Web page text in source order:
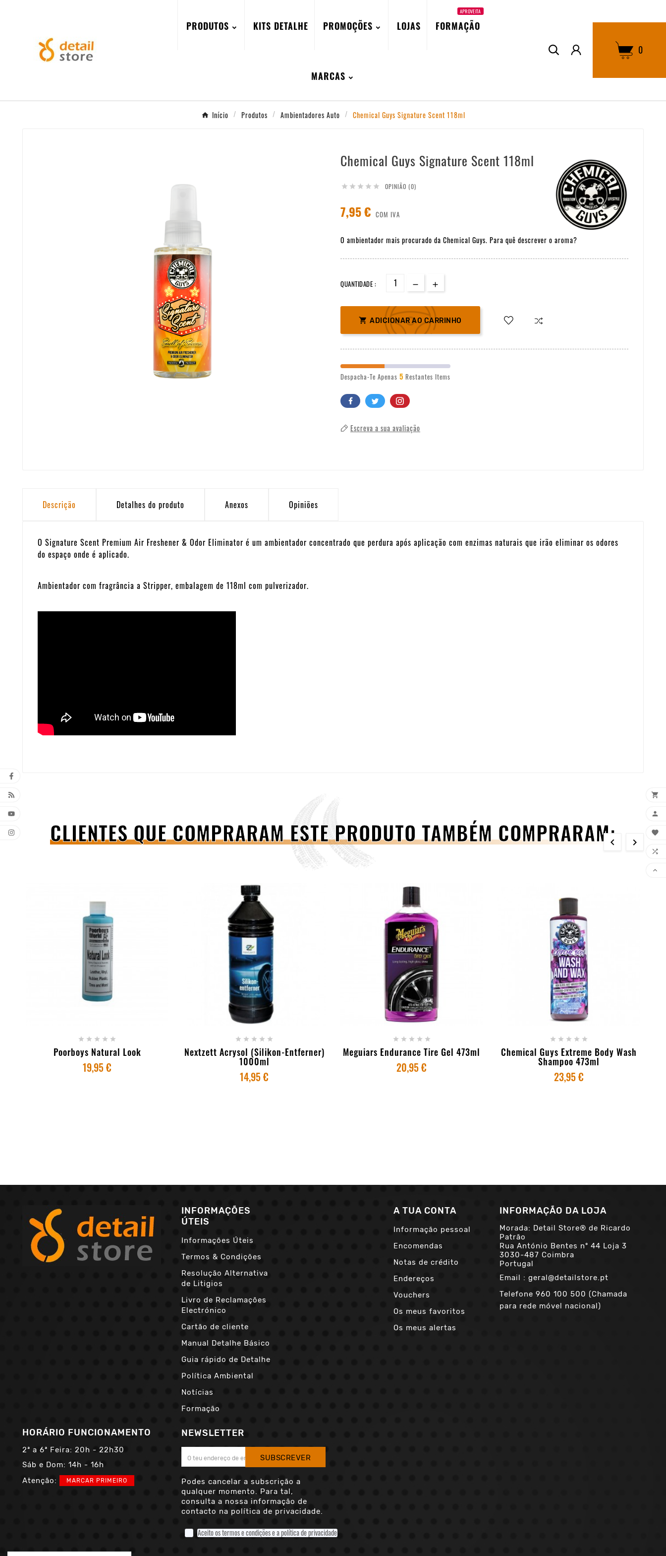
PRODUTOS KITS DETALHE PROMOÇÕES LOJAS FORMAÇÃO
APROVEITA
MARCAS
0
Início Produtos Ambientadores Auto Chemical Guys Signature Scent 118ml
Chemical Guys Signature Scent 118ml
     OPINIÃO (0)
7,95 € COM IVA
O ambientador mais procurado da Chemical Guys. Para quê descrever o aroma?
QUANTIDADE :
 ADICIONAR AO CARRINHO
Despacha-Te Apenas 5 Restantes Items
Escreva a sua avaliação
Descrição Detalhes do produto Anexos Opiniões
O Signature Scent Premium Air Freshener & Odor Eliminator é um ambientador concentrado que perdura após aplicação com enzimas naturais que irão eliminar os odores
do espaço onde é aplicado.
Ambientador com fragrância a Stripper, embalagem de 118ml com pulverizador.
CLIENTES QUE COMPRARAM ESTE PRODUTO TAMBÉM COMPRARAM:
 
+ ADICIONAR AO CARRINHO
    
Poorboys Natural Look
19,95 €
+ ADICIONAR AO CARRINHO
    
Nextzett Acrysol (silikon-Entferner)
1000ml
14,95 €
+ ADICIONAR AO CARRINHO
    
Meguiars Endurance Tire Gel 473ml
20,95 €
+ ADICIONAR AO CARRINHO
    
Chemical Guys Extreme Body Wash
Shampoo 473ml
23,95 €
INFORMAÇÕES
ÚTEIS
Informações Úteis
Termos & Condições
Resolução Alternativa
de Litigios
Livro de Reclamações
Electrónico
Cartão de cliente
Manual Detalhe Básico
Guia rápido de Detalhe
Política Ambiental
Notícias
Formação
A TUA CONTA
Informação pessoal
Encomendas
Notas de crédito
Endereços
Vouchers
Os meus favoritos
Os meus alertas
INFORMAÇÃO DA LOJA
Morada: Detail Store® de Ricardo
Patrão
Rua António Bentes nº 44 Loja 3
3030-487 Coimbra
Portugal
Email : geral@detailstore.pt
Telefone 960 100 500 (Chamada
para rede móvel nacional)
HORÁRIO FUNCIONAMENTO
2ª a 6ª Feira: 20h - 22h30
Sáb e Dom: 14h - 16h
Atenção:
MARCAR PRIMEIRO
NEWSLETTER
SUBSCREVER
Podes cancelar a subscrição a
qualquer momento. Para tal,
consulta a nossa informação de
contacto na política de privacidade.
Aceito os termos e condições e a política de privacidade




